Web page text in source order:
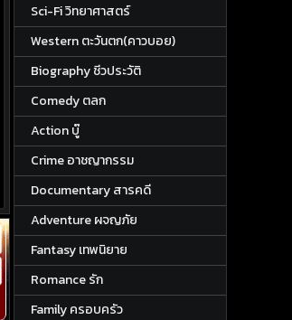
Sci-Fi วิทยาศาสตร์
Western ตะวันตก(คาวบอย)
Biography ชีวประวัติ
Comedy ตลก
Action บู๊
Crime อาชญากรรม
Documentary สารคดี
Adventure ผจญภัย
Fantasy เทพนิยาย
Romance รัก
Family ครอบครัว